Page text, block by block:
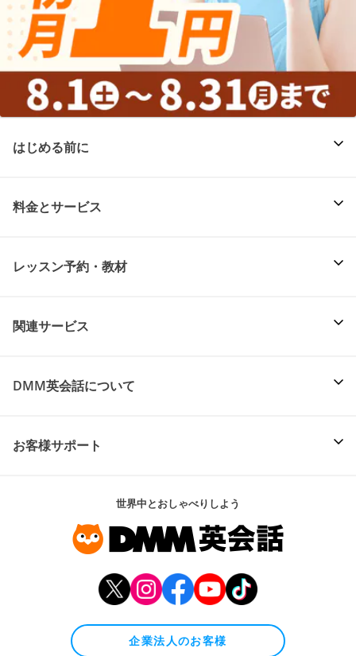
はじめる前に
料金とサービス
レッスン予約・教材
関連サービス
DMM英会話について
お客様サポート
世界中とおしゃべりしよう
企業法人のお客様